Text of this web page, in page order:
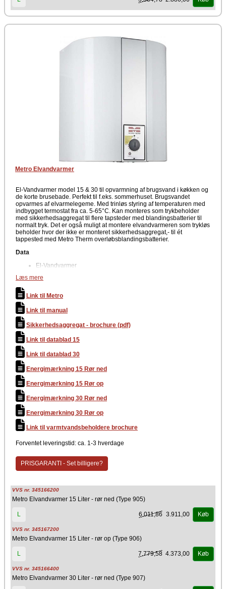
Metro Elvandvarmer
El-Vandvarmer model 15 & 30 til opvarmning af brugsvand i køkken og
de korte brusebade. Perfekt til f.eks. sommerhuset. Brugsvandet
opvarmes af elvarmelegeme. Med trinløs styring af temperaturen med
indbygget termostat fra ca. 5-65°C. Kan monteres som trykbeholder
med sikkerhedsaggregat til flere tapsteder med blandingsbatterier til
normalt tryk. Det er også muligt at montere elvandvarmeren som trykløs
beholder hvor der ikke er monteret sikkerhedsaggregat,- til ét
tappested med Metro Therm overløbsblandingsbatterier.
Data
El-Vandvarmer
Indbygger termostat
Producent
Læs mere
Link til Metro
Link til manual
Sikkerhedsaggregat - brochure (pdf)
Link til datablad 15
Link til datablad 30
Energimærkning 15 Rør ned
Energimærkning 15 Rør op
Energimærkning 30 Rør ned
Energimærkning 30 Rør op
Link til varmtvandsbeholdere brochure
Forventet leveringstid: ca. 1-3 hverdage
PRISGARANTI - Set billigere?
VVS nr. 345166200
Metro Elvandvarmer 15 Liter - rør ned (Type 905)
L 6.011,86 3.911,00 Køb
VVS nr. 345167200
Metro Elvandvarmer 15 Liter - rør op (Type 906)
L 7.779,58 4.373,00 Køb
VVS nr. 345166400
Metro Elvandvarmer 30 Liter - rør ned (Type 907)